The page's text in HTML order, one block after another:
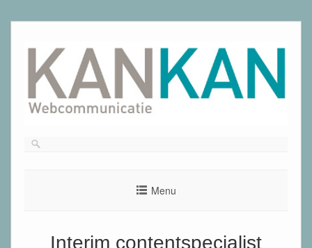
de
inhoud
Menu
Interim contentspecialist